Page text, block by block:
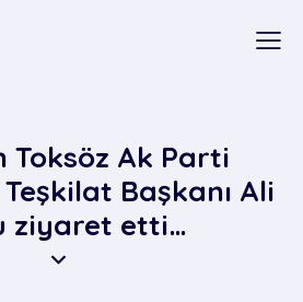
Toksöz Ak Parti
Başkanı Ali
ziyaret etti…